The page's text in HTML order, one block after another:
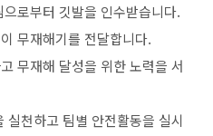
으로부터 깃발을 인수받습니다.
무재해기를 전달합니다.
무재해 달성을 위한노력을 서
실천하고 팀별 안전활동을 실시